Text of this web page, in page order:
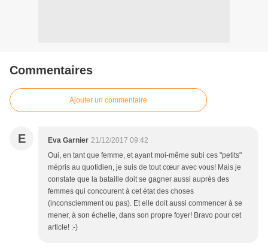
Commentaires
Ajouter un commentaire
E Eva Garnier 21/12/2017 09:42
Oui, en tant que femme, et ayant moi-même subi ces "petits"
mépris au quotidien, je suis de tout cœur avec vous! Mais je
constate que la bataille doit se gagner aussi auprès des
femmes qui concourent à cet état des choses
(inconsciemment ou pas). Et elle doit aussi commencer à se
mener, à son échelle, dans son propre foyer! Bravo pour cet
article! :-)